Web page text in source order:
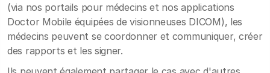
(via nos portails pour médecins et nos applications
Doctor Mobile équipées de visionneuses DICOM), les
médecins peuvent se coordonner et communiquer, créer
des rapports et les signer.